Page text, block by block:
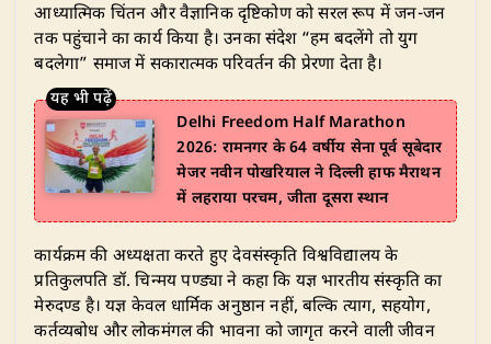
आध्यात्मिक चिंतन और वैज्ञानिक दृष्टिकोण को सरल रूप में जन-जन
तक पहुंचाने का कार्य किया है। उनका संदेश “हम बदलेंगे तो युग
बदलेगा” समाज में सकारात्मक परिवर्तन की प्रेरणा देता है।
Delhi Freedom Half Marathon
2026: रामनगर के 64 वर्षीय सेना पूर्व सूबेदार
मेजर नवीन पोखरियाल ने दिल्ली हाफ मैराथन
में लहराया परचम, जीता दूसरा स्थान
​कार्यक्रम की अध्यक्षता करते हुए देवसंस्कृति विश्वविद्यालय के
प्रतिकुलपति डॉ. चिन्मय पण्ड्या ने कहा कि यज्ञ भारतीय संस्कृति का
मेरुदण्ड है। यज्ञ केवल धार्मिक अनुष्ठान नहीं, बल्कि त्याग, सहयोग,
कर्तव्यबोध और लोकमंगल की भावना को जागृत करने वाली जीवन